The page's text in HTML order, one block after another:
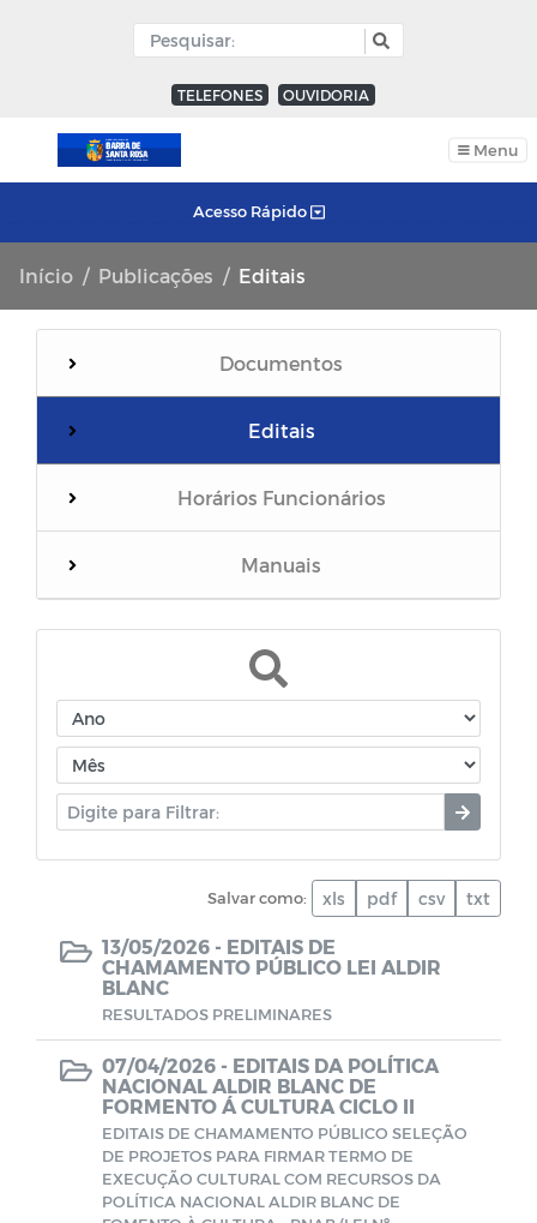
TELEFONES OUVIDORIA
Menu
Acesso Rápido
Início Publicações Editais
Documentos
Editais
Horários Funcionários
Manuais
Mensário oficial
Concurso Público
Portal do Contribuinte
Decretos - Coronavírus (COVID-19)
Leis Ordinárias - Coronavírus (COVID-19)
Plano de Contratações Anual
Campanhas
Salvar como: xls pdf csv txt
13/05/2026 - EDITAIS DE
CHAMAMENTO PÚBLICO LEI ALDIR
BLANC
RESULTADOS PRELIMINARES
07/04/2026 - EDITAIS DA POLÍTICA
NACIONAL ALDIR BLANC DE
FORMENTO Á CULTURA CICLO II
EDITAIS DE CHAMAMENTO PÚBLICO SELEÇÃO
DE PROJETOS PARA FIRMAR TERMO DE
EXECUÇÃO CULTURAL COM RECURSOS DA
POLÍTICA NACIONAL ALDIR BLANC DE